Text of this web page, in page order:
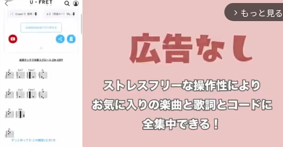
arrow_forward_ios もっと見る